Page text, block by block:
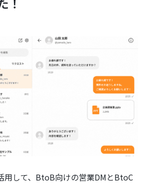
用して、BtoB向けの営業DMとBtoC